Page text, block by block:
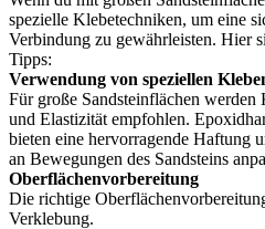
spezielle Klebetechniken, um eine
Verbindung zu gewährleisten. Hier
Tipps:
Verwendung von speziellen
Für große Sandsteinflächen
und Elastizität empfohlen.
bieten eine hervorragende Haftung
an Bewegungen des Sandsteins
Oberflächenvorbereitung
Die richtige
Verklebung.